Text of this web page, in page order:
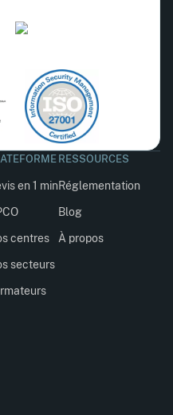
en 1 min
centres
secteurs
RESSOURCES
Réglementation
Blog
À propos